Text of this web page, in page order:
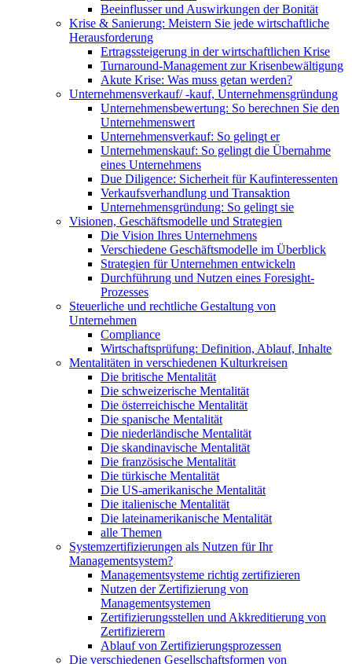
Beeinflusser und Auswirkungen der Bonität
Krise & Sanierung: Meistern Sie jede wirtschaftliche
Herausforderung
Ertragssteigerung in der wirtschaftlichen Krise
Turnaround-Management zur Krisenbewältigung
Akute Krise: Was muss getan werden?
Unternehmensverkauf/ -kauf, Unternehmensgründung
Unternehmensbewertung: So berechnen Sie den
Unternehmenswert
Unternehmensverkauf: So gelingt er
Unternehmenskauf: So gelingt die Übernahme
eines Unternehmens
Due Diligence: Sicherheit für Kaufinteressenten
Verkaufsverhandlung und Transaktion
Unternehmensgründung: So gelingt sie
Visionen, Geschäftsmodelle und Strategien
Die Vision Ihres Unternehmens
Verschiedene Geschäftsmodelle im Überblick
Strategien für Unternehmen entwickeln
Durchführung und Nutzen eines Foresight-
Prozesses
Steuerliche und rechtliche Gestaltung von
Unternehmen
Compliance
Wirtschaftsprüfung: Definition, Ablauf, Inhalte
Mentalitäten in verschiedenen Kulturkreisen
Die britische Mentalität
Die schweizerische Mentalität
Die österreichische Mentalität
Die spanische Mentalität
Die niederländische Mentalität
Die skandinavische Mentalität
Die französische Mentalität
Die türkische Mentalität
Die US-amerikanische Mentalität
Die italienische Mentalität
Die lateinamerikanische Mentalität
alle Themen
Systemzertifizierungen als Nutzen für Ihr
Managementsystem?
Managementsysteme richtig zertifizieren
Nutzen der Zertifizierung von
Managementsystemen
Zertifizierungsstellen und Akkreditierung von
Zertifizierern
Ablauf von Zertifizierungsprozessen
Die verschiedenen Gesellschaftsformen von